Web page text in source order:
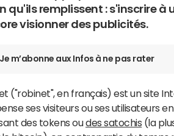
qu'ils remplissent : s'inscrire à
visionner des publicités.
Je m’abonne aux Infos à ne pas rater
("robinet", en français) est un site
ses visiteurs ou ses utilisateurs
des tokens oudes satochis (la